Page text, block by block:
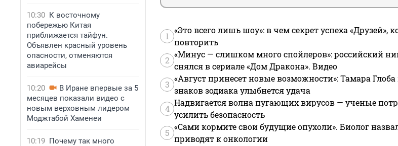
10:30 К восточному
побережью Китая
приближается тайфун.
Объявлен красный уровень
опасности, отменяются
авиарейсы
10:20
В Иране впервые за 5
месяцев показали видео с
новым верховным лидером
Моджтабой Хаменеи
10:19 Почему так много
1
«Это всего лишь шоу»: в чем секрет успеха «Друзей»,
повторить
2
«Минус — слишком много спойлеров»: российский
снялся в сериале «Дом Дракона». Видео
3
«Август принесет новые возможности»: Тамара
знаков зодиака улыбнется удача
4
Надвигается волна пугающих вирусов — ученые
усилить безопасность
5
«Сами кормите свои будущие опухоли». Биолог
приводят к онкологии